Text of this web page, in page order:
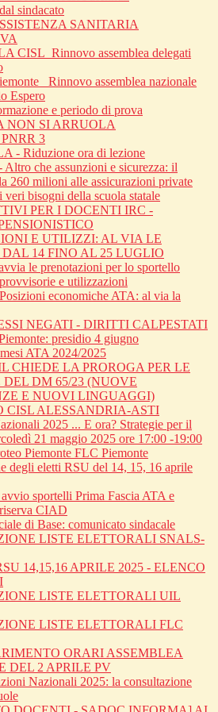
sindacato
SANITARIA
CISL_Rinnovo assemblea delegati
_Rinnovo assemblea nazionale
Espero
e periodo di prova
NON SI ARRUOLA
3
- Riduzione ora di lezione
Altro che assunzioni e sicurezza: il
260 milioni alle assicurazioni private
veri bisogni della scuola statale
PER I DOCENTI IRC -
E UTILIZZI: AL VIA LE
14 FINO AL 25 LUGLIO
le prenotazioni per lo sportello
e utilizzazioni
economiche ATA: al via la
NEGATI - DIRITTI CALPESTATI
presidio 4 giugno
ATA 2024/2025
CHIEDE LA PROROGA PER LE
DEL DM 65/23 (NUOVE
E NUOVI LINGUAGGI)
CISL ALESSANDRIA-ASTI
2025 ... E ora? Strategie per il
21 maggio 2025 ore 17:00 -19:00
Piemonte FLC Piemonte
degli eletti RSU del 14, 15, 16 aprile
sportelli Prima Fascia ATA e
CIAD
di Base: comunicato sindacale
LISTE ELETTORALI SNALS-
14,15,16 APRILE 2025 - ELENCO
LISTE ELETTORALI UIL
LISTE ELETTORALI FLC
ORARI ASSEMBLEA
DEL 2 APRILE PV
Nazionali 2025: la consultazione